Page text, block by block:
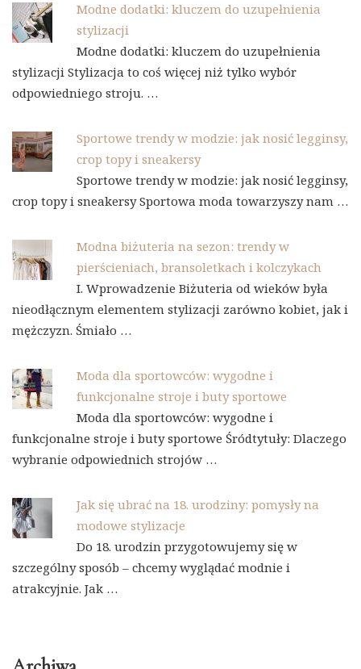
Modne dodatki: kluczem do uzupełnienia
stylizacji
Modne dodatki: kluczem do uzupełnienia
stylizacji Stylizacja to coś więcej niż tylko wybór
odpowiedniego stroju. …
Sportowe trendy w modzie: jak nosić legginsy,
crop topy i sneakersy
Sportowe trendy w modzie: jak nosić legginsy,
crop topy i sneakersy Sportowa moda towarzyszy nam …
Modna biżuteria na sezon: trendy w
pierścieniach, bransoletkach i kolczykach
I. Wprowadzenie Biżuteria od wieków była
nieodłącznym elementem stylizacji zarówno kobiet, jak i
mężczyzn. Śmiało …
Moda dla sportowców: wygodne i
funkcjonalne stroje i buty sportowe
Moda dla sportowców: wygodne i
funkcjonalne stroje i buty sportowe Śródtytuły: Dlaczego
wybranie odpowiednich strojów …
Jak się ubrać na 18. urodziny: pomysły na
modowe stylizacje
Do 18. urodzin przygotowujemy się w
szczególny sposób – chcemy wyglądać modnie i
atrakcyjnie. Jak …